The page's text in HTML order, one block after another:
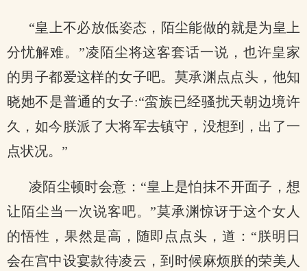
“皇上不必放低姿态，陌尘能做的就是为皇上
分忧解难。”凌陌尘将这客套话一说，也许皇家
的男子都爱这样的女子吧。莫承渊点点头，他知
晓她不是普通的女子:“蛮族已经骚扰天朝边境许
久，如今朕派了大将军去镇守，没想到，出了一
点状况。”
凌陌尘顿时会意：“皇上是怕抹不开面子，想
让陌尘当一次说客吧。”莫承渊惊讶于这个女人
的悟性，果然是高，随即点点头，道：“朕明日
会在宫中设宴款待凌云，到时候麻烦朕的荣美人